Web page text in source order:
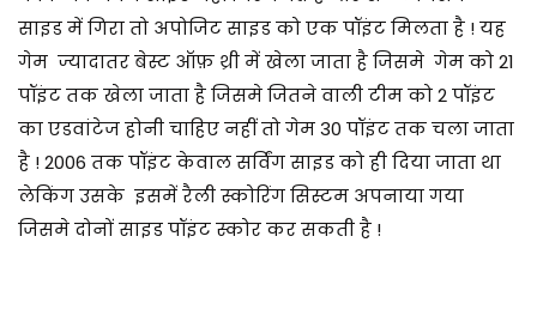
साइड में गिरा तो अपोजिट साइड को एक पॉइंट मिलता है ! यह
गेम ज्यादातर बेस्ट ऑफ़ थ्री में खेला जाता है जिसमे गेम को 21
पॉइंट तक खेला जाता है जिसमे जितने वाली टीम को 2 पॉइंट
का एडवांटेज होनी चाहिए नहीं तो गेम 30 पॉइंट तक चला जाता
है ! 2006 तक पॉइंट केवाल सर्विंग साइड को ही दिया जाता था
लेकिंग उसके इसमें रैली स्कोरिंग सिस्टम अपनाया गया
जिसमे दोनों साइड पॉइंट स्कोर कर सकती है !